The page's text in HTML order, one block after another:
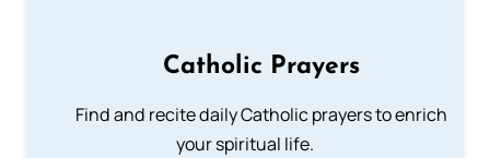
Catholic Prayers
Find and recite daily Catholic prayers to enrich
your spiritual life.